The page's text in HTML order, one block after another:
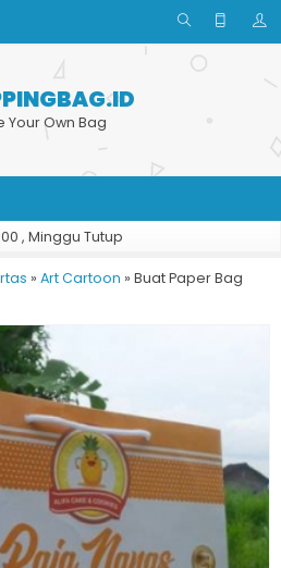
Your Own Bag
, Minggu Tutup
» Art Cartoon » Buat Paper Bag